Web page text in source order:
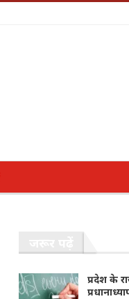
प्रदेश के